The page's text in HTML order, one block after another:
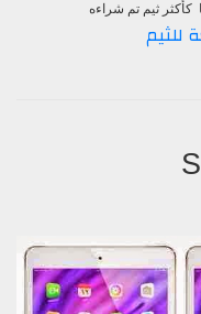
كأكثر ثيم تم شراءه
للثيم